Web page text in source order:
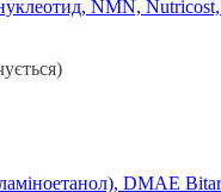
NMN, Nutricost,